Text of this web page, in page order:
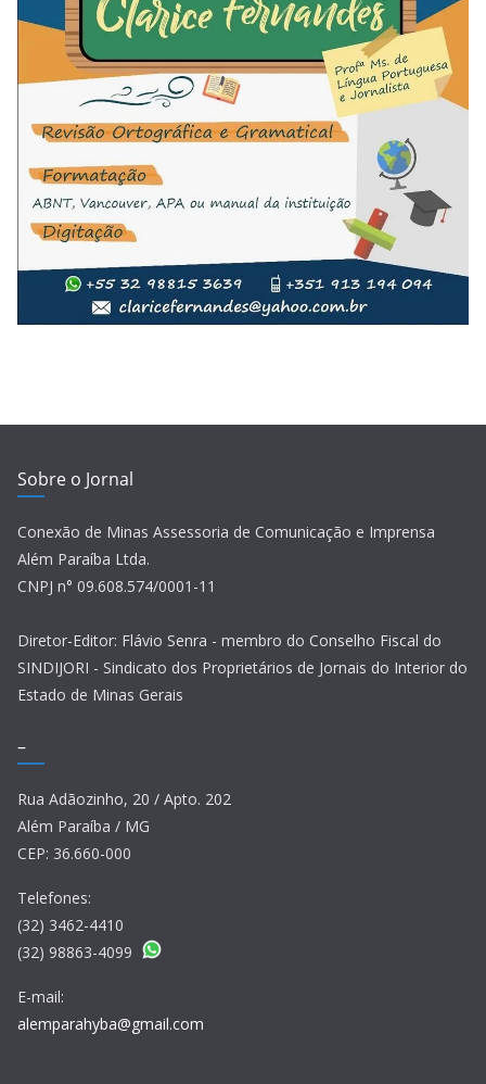
Sobre o Jornal
Conexão de Minas Assessoria de Comunicação e Imprensa
Além Paraíba Ltda.
CNPJ n° 09.608.574/0001-11
Diretor-Editor: Flávio Senra - membro do Conselho Fiscal do
SINDIJORI - Sindicato dos Proprietários de Jornais do Interior do
Estado de Minas Gerais
–
Rua Adãozinho, 20 / Apto. 202
Além Paraíba / MG
CEP: 36.660-000
Telefones:
(32) 3462-4410
(32) 98863-4099
E-mail:
alemparahyba@gmail.com